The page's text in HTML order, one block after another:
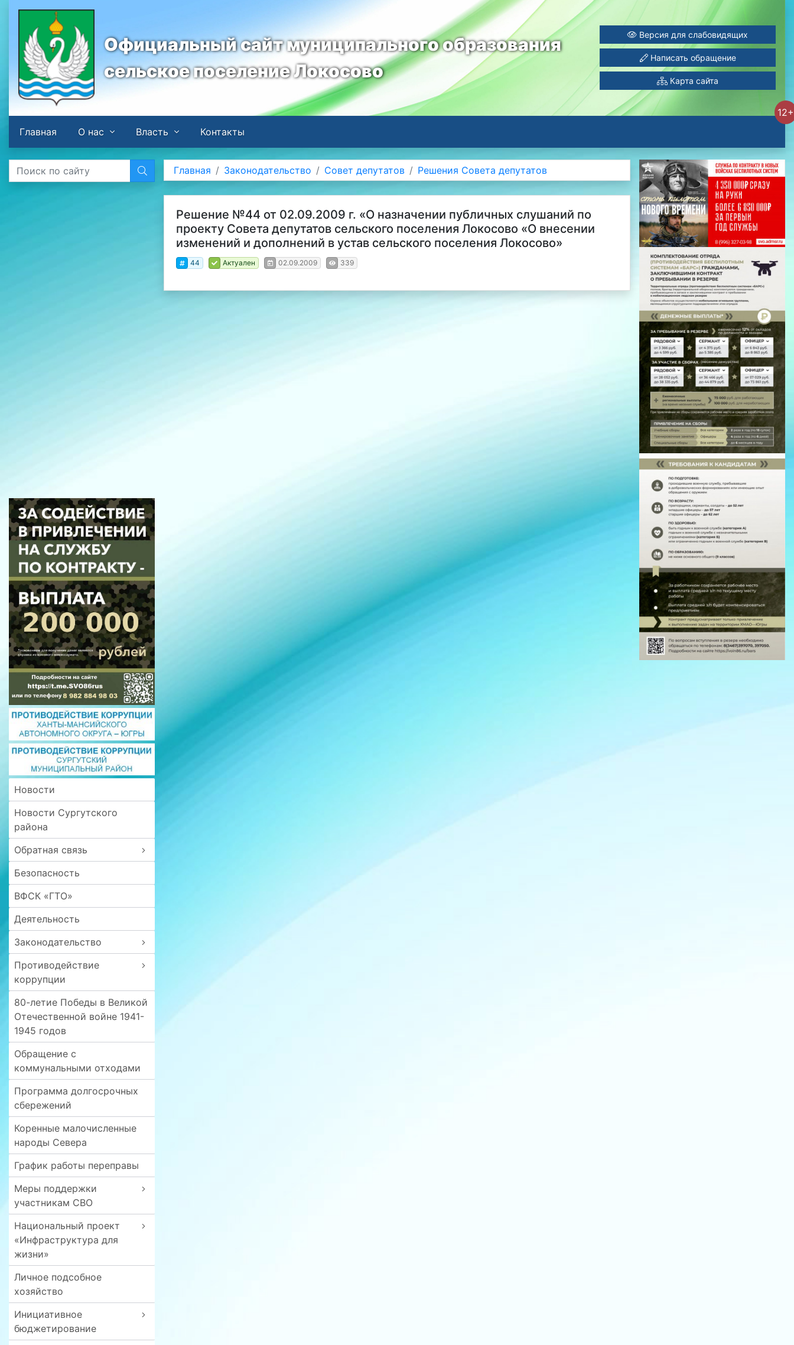
Официальный сайт муниципального образования
сельское поселение Локосово
Версия для слабовидящих
Написать обращение
Карта сайта
12+
Главная
О нас Власть Контакты
Новости
Новости Сургутского
района
Обратная связь
Безопасность
ВФСК «ГТО»
Деятельность
Законодательство
Противодействие
коррупции
80-летие Победы в Великой
Отечественной войне 1941-
1945 годов
Обращение с
коммунальными отходами
Программа долгосрочных
сбережений
Коренные малочисленные
народы Севера
График работы переправы
Меры поддержки
участникам СВО
Национальный проект
«Инфраструктура для
жизни»
Личное подсобное
хозяйство
Инициативное
бюджетирование
Главная Законодательство Совет депутатов Решения Совета депутатов
Решение №44 от 02.09.2009 г. «О назначении публичных слушаний по
проекту Совета депутатов сельского поселения Локосово «О внесении
изменений и дополнений в устав сельского поселения Локосово»
44 Актуален 02.09.2009 339